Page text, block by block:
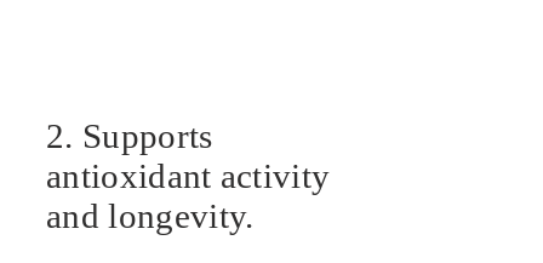
2. Supports
antioxidant activity
and longevity.